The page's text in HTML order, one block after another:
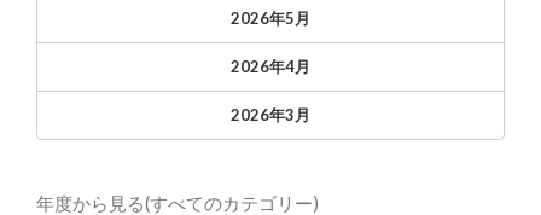
2026年5月
2026年4月
2026年3月
年度から見る(すべてのカテゴリー)